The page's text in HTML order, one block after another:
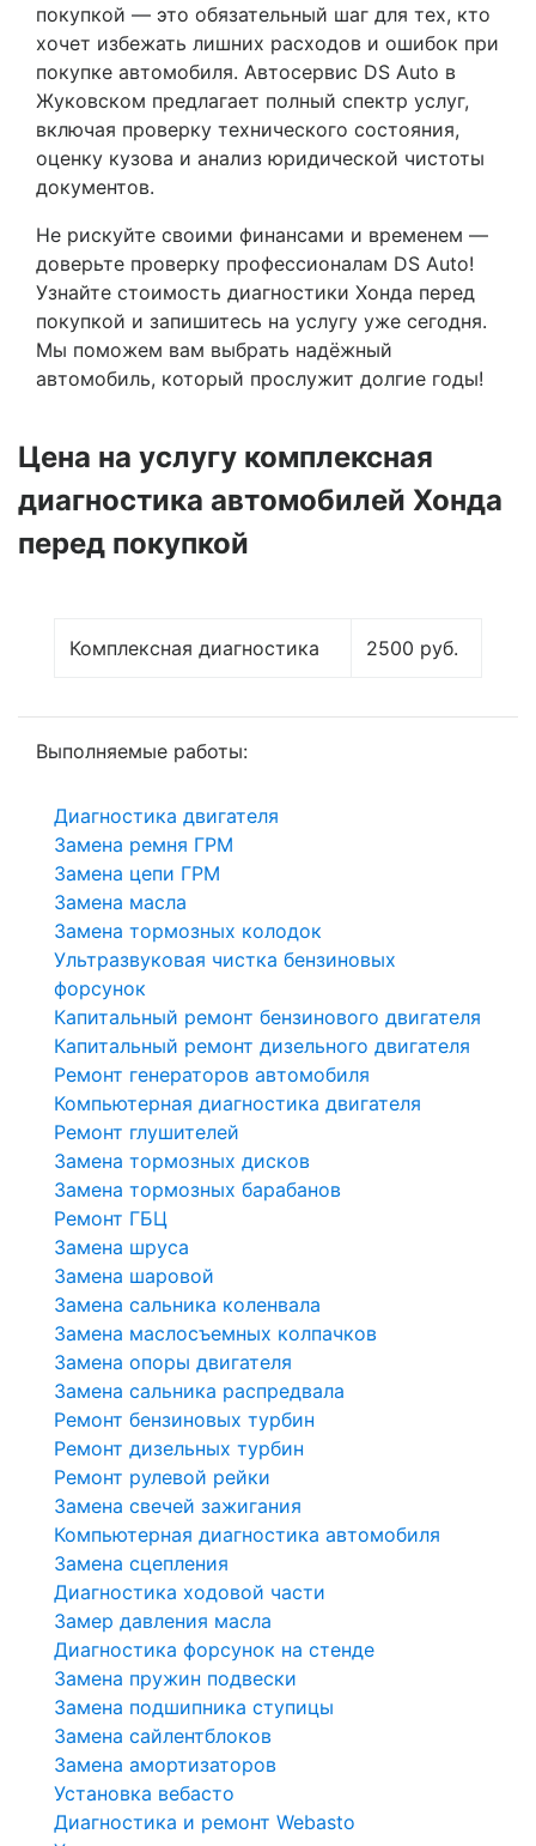
покупкой — это обязательный шаг для тех, кто
хочет избежать лишних расходов и ошибок при
покупке автомобиля. Автосервис DS Auto в
Жуковском предлагает полный спектр услуг,
включая проверку технического состояния,
оценку кузова и анализ юридической чистоты
документов.
Не рискуйте своими финансами и временем —
доверьте проверку профессионалам DS Auto!
Узнайте стоимость диагностики Хонда перед
покупкой и запишитесь на услугу уже сегодня.
Мы поможем вам выбрать надёжный
автомобиль, который прослужит долгие годы!
Цена на услугу комплексная
диагностика автомобилей Хонда
перед покупкой
Комплексная диагностика 2500 руб.
Выполняемые работы:
Диагностика двигателя
Замена ремня ГРМ
Замена цепи ГРМ
Замена масла
Замена тормозных колодок
Ультразвуковая чистка бензиновых
форсунок
Капитальный ремонт бензинового двигателя
Капитальный ремонт дизельного двигателя
Ремонт генераторов автомобиля
Компьютерная диагностика двигателя
Ремонт глушителей
Замена тормозных дисков
Замена тормозных барабанов
Ремонт ГБЦ
Замена шруса
Замена шаровой
Замена сальника коленвала
Замена маслосъемных колпачков
Замена опоры двигателя
Замена сальника распредвала
Ремонт бензиновых турбин
Ремонт дизельных турбин
Ремонт рулевой рейки
Замена свечей зажигания
Компьютерная диагностика автомобиля
Замена сцепления
Диагностика ходовой части
Замер давления масла
Диагностика форсунок на стенде
Замена пружин подвески
Замена подшипника ступицы
Замена сайлентблоков
Замена амортизаторов
Установка вебасто
Диагностика и ремонт Webasto